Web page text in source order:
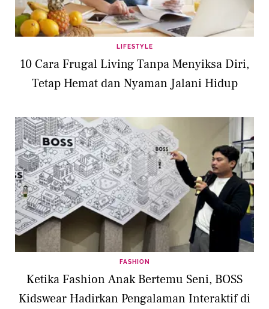
LIFESTYLE
10 Cara Frugal Living Tanpa Menyiksa Diri,
Tetap Hemat dan Nyaman Jalani Hidup
FASHION
Ketika Fashion Anak Bertemu Seni, BOSS
Kidswear Hadirkan Pengalaman Interaktif di